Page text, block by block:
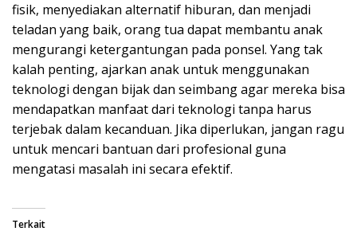
fisik, menyediakan alternatif hiburan, dan menjadi
teladan yang baik, orang tua dapat membantu anak
mengurangi ketergantungan pada ponsel. Yang tak
kalah penting, ajarkan anak untuk menggunakan
teknologi dengan bijak dan seimbang agar mereka bisa
mendapatkan manfaat dari teknologi tanpa harus
terjebak dalam kecanduan. Jika diperlukan, jangan ragu
untuk mencari bantuan dari profesional guna
mengatasi masalah ini secara efektif.
Terkait